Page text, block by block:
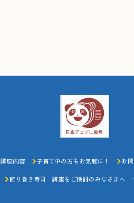
講座内容 子育て中の方もお気軽に！ お
飾り巻き寿司 講座をご検討のみなさまへ